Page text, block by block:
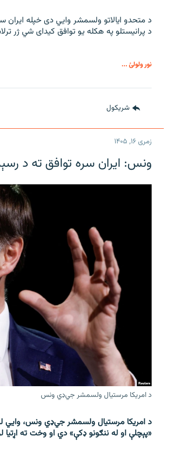
د متحدو ایالاتو ولسمشر وايي دی خپله
د پرانیستلو په هکله یو توافق کیدای شي ژر
نور ولولئ ...
شريکول
زمری ۱۶, ۱۴۰۵
ونس: ایران سره توافق ته د
د امریکا مرستیال ولسمشر جي‌ډي ونس
د امریکا مرستیال ولسمشر جي‌ډي ونس، وايي
«پېچلې او له ننګونو ډکې» دي او وخت ته اړتیا